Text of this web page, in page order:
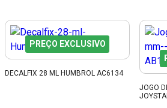
PREÇO EXCLUSIVO
DECALFIX 28 ML HUMBROL AC6134
JOGO DE